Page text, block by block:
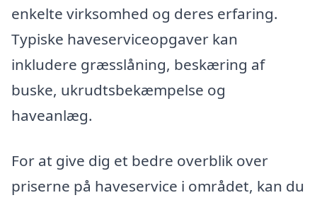
enkelte virksomhed og deres erfaring.
Typiske haveserviceopgaver kan
inkludere græsslåning, beskæring af
buske, ukrudtsbekæmpelse og
haveanlæg.
For at give dig et bedre overblik over
priserne på haveservice i området, kan du